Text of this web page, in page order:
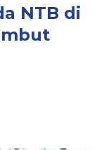
NTB di